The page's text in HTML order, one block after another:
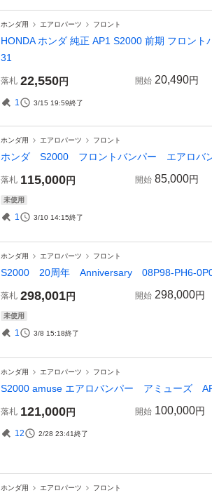
ホンダ用 エアロパーツ フロント
HONDA ホンダ 純正 AP1 S2000 前期 フロン
31
落札 22,550円 開始 20,490円
1 3/15 19:59終了
ホンダ用 エアロパーツ フロント
ホンダ S2000 フロントバンパー エアロバ
落札 115,000円 開始 85,000円
未使用
1 3/10 14:15終了
ホンダ用 エアロパーツ フロント
S2000 20周年 Anniversary 08P98-PH6-0P0
落札 298,001円 開始 298,000円
未使用
1 3/8 15:18終了
ホンダ用 エアロパーツ フロント
S2000 amuse エアロバンパー アミューズ
落札 121,000円 開始 100,000円
12 2/28 23:41終了
ホンダ用 エアロパーツ フロント